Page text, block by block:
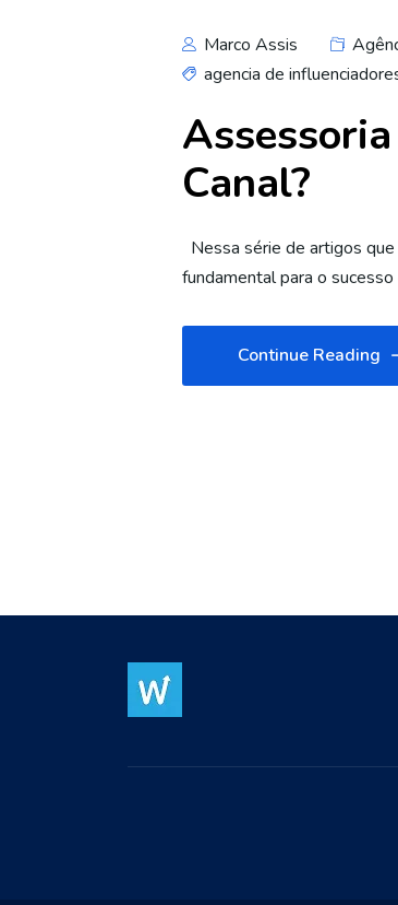
Marco Assis
agencia de
Canal?
Nessa série de artigos
fundamental para o
Continue Reading